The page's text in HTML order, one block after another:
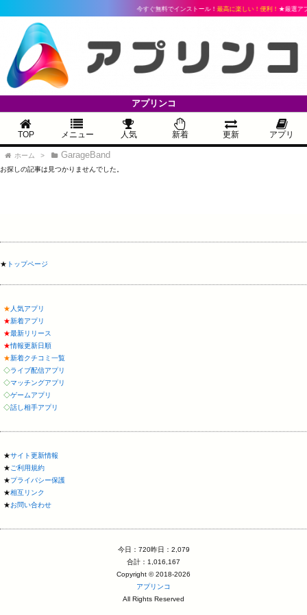
今すぐ無料でインストール！最高に楽しい！便利！★厳選アプ
アプリンコ
TOP メニュー 人気 新着 更新 アプリ
ホーム > GarageBand
お探しの記事は見つかりませんでした。
★ トップページ
★ 人気アプリ
★新着アプリ
★最新リリース
★情報更新日順
★新着クチコミ一覧
◇ライブ配信アプリ
◇マッチングアプリ
◇ゲームアプリ
◇話し相手アプリ
★サイト更新情報
★ ご利用規約
★プライバシー保護
★相互リンク
★お問い合わせ
今日：720昨日：2,079
合計：1,016,167
Copyright © 2018-2026
アプリンコ
All Rights Reserved